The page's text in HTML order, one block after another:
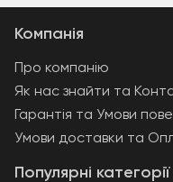
Популярні категорії
Компанія
Про компанію
Як нас знайти та
Гарантія та Умови
Умови доставки та